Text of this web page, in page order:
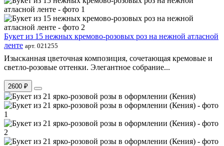
Букет из 15 нежных кремово-розовых роз на нежной атласной
ленте арт. 021255
Изысканная цветочная композиция, сочетающая кремовые и
светло-розовые оттенки. Элегантное собрание...
2600 ₽